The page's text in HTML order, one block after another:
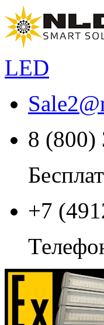
LED
Sale2@
8 (800)
+7